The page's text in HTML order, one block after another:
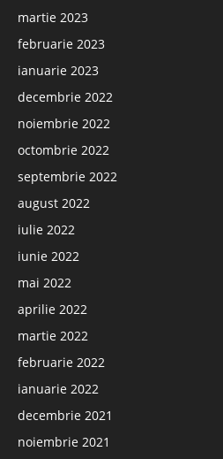
martie 2023
februarie 2023
ianuarie 2023
decembrie 2022
noiembrie 2022
octombrie 2022
septembrie 2022
august 2022
iulie 2022
iunie 2022
mai 2022
aprilie 2022
martie 2022
februarie 2022
ianuarie 2022
decembrie 2021
noiembrie 2021